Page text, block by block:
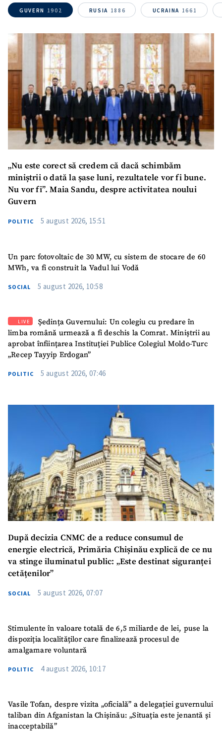
SUSȚINE
GUVERN 1902 RUSIA 1886 UCRAINA 1661
„Nu este corect să credem că dacă schimbăm
miniștrii o dată la șase luni, rezultatele vor fi bune.
Nu vor fi”. Maia Sandu, despre activitatea noului
Guvern
POLITIC 5 august 2026, 15:51
Un parc fotovoltaic de 30 MW, cu sistem de stocare de 60
MWh, va fi construit la Vadul lui Vodă
SOCIAL 5 august 2026, 10:58
LIVE
Ședința Guvernului: Un colegiu cu predare în
limba română urmează a fi deschis la Comrat. Miniștrii au
aprobat înființarea Instituției Publice Colegiul Moldo-Turc
„Recep Tayyip Erdogan”
POLITIC 5 august 2026, 07:46
După decizia CNMC de a reduce consumul de
energie electrică, Primăria Chișinău explică de ce nu
va stinge iluminatul public: „Este destinat siguranței
cetățenilor”
SOCIAL 5 august 2026, 07:07
Stimulente în valoare totală de 6,5 miliarde de lei, puse la
dispoziția localităților care finalizează procesul de
amalgamare voluntară
POLITIC 4 august 2026, 10:17
Vasile Tofan, despre vizita „oficială” a delegației guvernului
taliban din Afganistan la Chișinău: „Situația este jenantă și
inacceptabilă”
Fotografie
+ Încarcă imagine
Link media+ Link media
Mesajul știrei
+ Mesajul știrei
CONTACT SURSĂ
Sursă anonimă
Nume+ Numele meu
Email+ Emailul meu
Telefon
+ Telefon personal
confidențialitate .
TRIMITE ȘTIREA